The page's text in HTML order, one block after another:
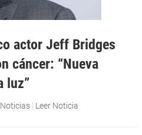
actor Jeff Bridges
cáncer: “Nueva
luz”
Noticias | Leer Noticia